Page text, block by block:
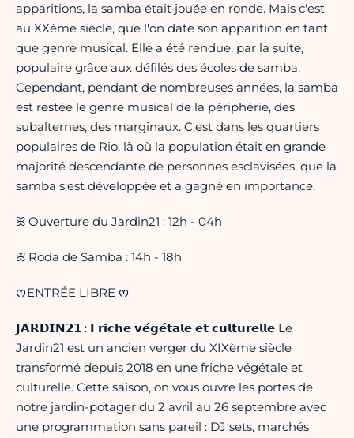
apparitions, la samba était jouée en ronde. Mais c'est
au XXème siècle, que l'on date son apparition en tant
que genre musical. Elle a été rendue, par la suite,
populaire grâce aux défilés des écoles de samba.
Cependant, pendant de nombreuses années, la samba
est restée le genre musical de la périphérie, des
subalternes, des marginaux. C'est dans les quartiers
populaires de Rio, là où la population était en grande
majorité descendante de personnes esclavisées, que la
samba s'est développée et a gagné en importance.
ꕤ Ouverture du Jardin21 : 12h - 04h
ꕤ Roda de Samba : 14h - 18h
ᰔENTRÉE LIBRE ᰔ
𝗝𝗔𝗥𝗗𝗜𝗡𝟮𝟭 : 𝗙𝗿𝗶𝗰𝗵𝗲 𝘃𝗲́𝗴𝗲́𝘁𝗮𝗹𝗲 𝗲𝘁 𝗰𝘂𝗹𝘁𝘂𝗿𝗲𝗹𝗹𝗲 Le
Jardin21 est un ancien verger du XIXème siècle
transformé depuis 2018 en une friche végétale et
culturelle. Cette saison, on vous ouvre les portes de
notre jardin-potager du 2 avril au 26 septembre avec
une programmation sans pareil : DJ sets, marchés